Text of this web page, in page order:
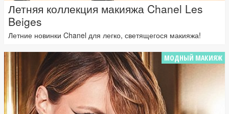
Летняя коллекция макияжа Chanel Les
Beiges
Летние новинки Chanel для легко, светящегося макияжа!
МОДНЫЙ МАКИЯЖ